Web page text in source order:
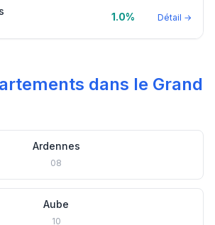
1.0% Détail →
dans le Grand
Ardennes
08
Aube
10